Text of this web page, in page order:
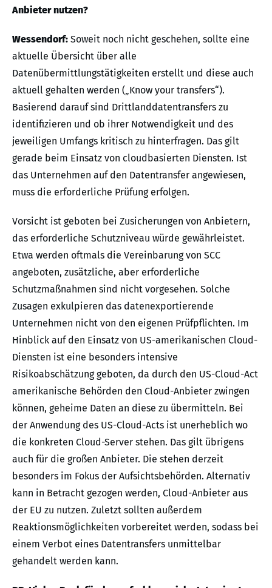
Anbieter nutzen?
Wessendorf: Soweit noch nicht geschehen, sollte eine
aktuelle Übersicht über alle
Datenübermittlungstätigkeiten erstellt und diese auch
aktuell gehalten werden („Know your transfers“).
Basierend darauf sind Drittlanddatentransfers zu
identifizieren und ob ihrer Notwendigkeit und des
jeweiligen Umfangs kritisch zu hinterfragen. Das gilt
gerade beim Einsatz von cloudbasierten Diensten. Ist
das Unternehmen auf den Datentransfer angewiesen,
muss die erforderliche Prüfung erfolgen.
Vorsicht ist geboten bei Zusicherungen von Anbietern,
das erforderliche Schutzniveau würde gewährleistet.
Etwa werden oftmals die Vereinbarung von SCC
angeboten, zusätzliche, aber erforderliche
Schutzmaßnahmen sind nicht vorgesehen. Solche
Zusagen exkulpieren das datenexportierende
Unternehmen nicht von den eigenen Prüfpflichten. Im
Hinblick auf den Einsatz von US-amerikanischen Cloud-
Diensten ist eine besonders intensive
Risikoabschätzung geboten, da durch den US-Cloud-Act
amerikanische Behörden den Cloud-Anbieter zwingen
können, geheime Daten an diese zu übermitteln. Bei
der Anwendung des US-Cloud-Acts ist unerheblich wo
die konkreten Cloud-Server stehen. Das gilt übrigens
auch für die großen Anbieter. Die stehen derzeit
besonders im Fokus der Aufsichtsbehörden. Alternativ
kann in Betracht gezogen werden, Cloud-Anbieter aus
der EU zu nutzen. Zuletzt sollten außerdem
Reaktionsmöglichkeiten vorbereitet werden, sodass bei
einem Verbot eines Datentransfers unmittelbar
gehandelt werden kann.